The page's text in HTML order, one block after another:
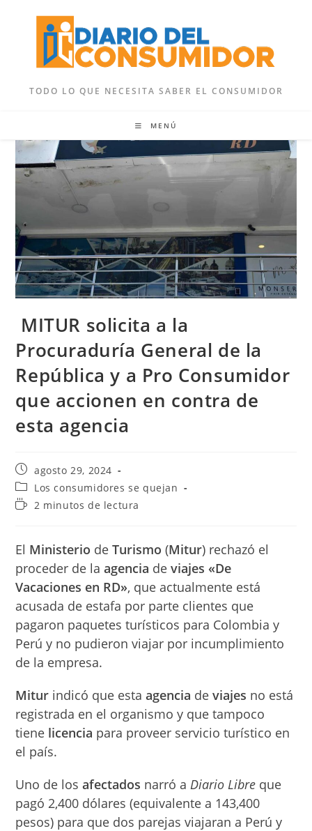
contenido
TODO LO QUE NECESITA SABER EL CONSUMIDOR
MENÚ
MITUR solicita a la
Procuraduría General de la
República y a Pro Consumidor
que accionen en contra de
esta agencia
Publicación
de
la
entrada:
agosto 29, 2024
Categoría
de
la
Los consumidores se quejan
Tiempo2 minutos de lectura
El Ministerio deTurismo (Mitur) rechazó el
proceder de laagencia deviajes «De
Vacaciones en RD», que actualmente está
acusada de estafa por parte clientes que
pagaron paquetes turísticos para Colombia y
Perú y no pudieron viajar por incumplimiento
de la empresa.
Mitur indicó que estaagencia deviajes no está
registrada en el organismo y que tampoco
tiene licencia para proveer servicio turístico en
el país.
Uno de losafectados narró a Diario Libre que
pagó 2,400 dólares (equivalente a 143,400
pesos) para que dos parejas viajaran a Perú y